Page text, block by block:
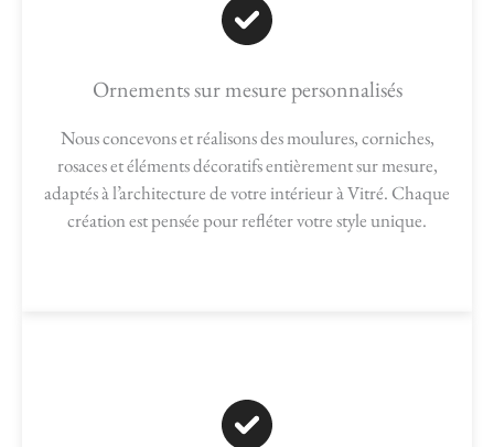
Ornements sur mesure personnalisés
Nous concevons et réalisons des moulures, corniches,
rosaces et éléments décoratifs entièrement sur mesure,
adaptés à l’architecture de votre intérieur à Vitré. Chaque
création est pensée pour refléter votre style unique.